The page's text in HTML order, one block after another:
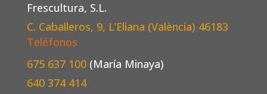
Frescultura, S.L.
C. Caballeros, 9, L’Eliana (València) 46183
Teléfonos
675 637 100 (María Minaya)
640 374 414